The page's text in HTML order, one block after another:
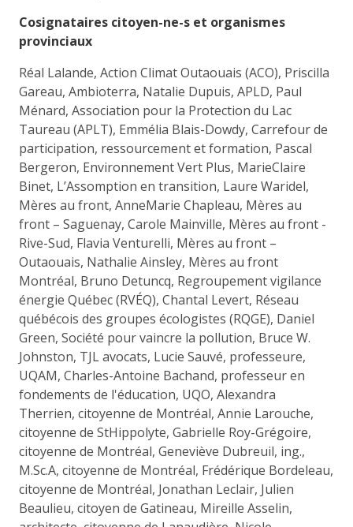
Cosignataires citoyen-ne-s et organismes
provinciaux
Réal Lalande, Action Climat Outaouais (ACO), Priscilla
Gareau, Ambioterra, Natalie Dupuis, APLD, Paul
Ménard, Association pour la Protection du Lac
Taureau (APLT), Emmélia Blais-Dowdy, Carrefour de
participation, ressourcement et formation, Pascal
Bergeron, Environnement Vert Plus, MarieClaire
Binet, L’Assomption en transition, Laure Waridel,
Mères au front, AnneMarie Chapleau, Mères au
front – Saguenay, Carole Mainville, Mères au front -
Rive-Sud, Flavia Venturelli, Mères au front –
Outaouais, Nathalie Ainsley, Mères au front
Montréal, Bruno Detuncq, Regroupement vigilance
énergie Québec (RVÉQ), Chantal Levert, Réseau
québécois des groupes écologistes (RQGE), Daniel
Green, Société pour vaincre la pollution, Bruce W.
Johnston, TJL avocats, Lucie Sauvé, professeure,
UQAM, Charles-Antoine Bachand, professeur en
fondements de l'éducation, UQO, Alexandra
Therrien, citoyenne de Montréal, Annie Larouche,
citoyenne de StHippolyte, Gabrielle Roy-Grégoire,
citoyenne de Montréal, Geneviève Dubreuil, ing.,
M.Sc.A, citoyenne de Montréal, Frédérique Bordeleau,
citoyenne de Montréal, Jonathan Leclair, Julien
Beaulieu, citoyen de Gatineau, Mireille Asselin,